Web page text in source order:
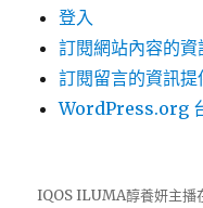
登入
訂閱網站內容的資
訂閱留言的資訊提
WordPress.org
IQOS ILUMA醇養妍主播